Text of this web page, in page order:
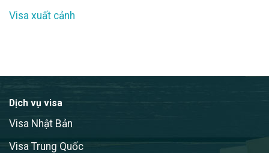
Visa xuất cảnh
Dịch vụ visa
Visa Nhật Bản
Visa Trung Quốc